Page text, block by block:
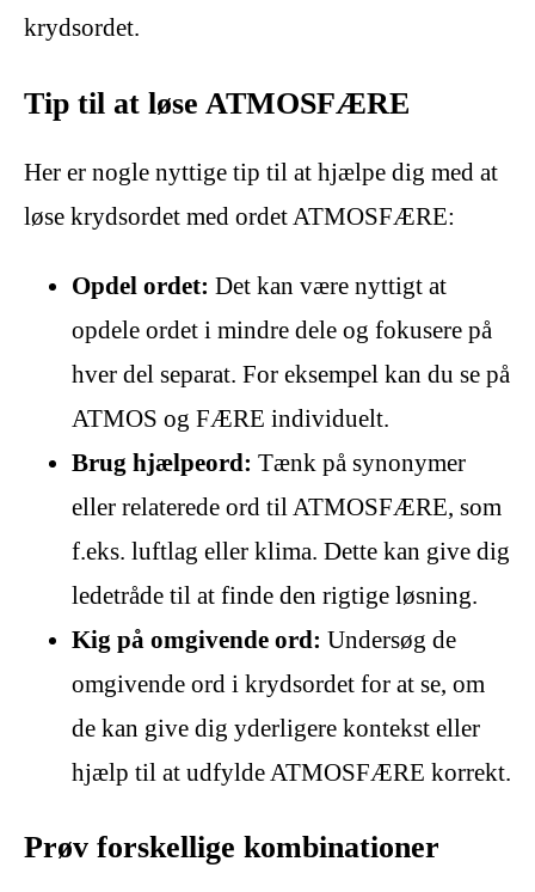
krydsordet.
Tip til at løse ATMOSFÆRE
Her er nogle nyttige tip til at hjælpe dig med at
løse krydsordet med ordet ATMOSFÆRE:
Opdel ordet: Det kan være nyttigt at
opdele ordet i mindre dele og fokusere på
hver del separat. For eksempel kan du se på
ATMOS og FÆRE individuelt.
Brug hjælpeord: Tænk på synonymer
eller relaterede ord til ATMOSFÆRE, som
f.eks. luftlag eller klima. Dette kan give dig
ledetråde til at finde den rigtige løsning.
Kig på omgivende ord: Undersøg de
omgivende ord i krydsordet for at se, om
de kan give dig yderligere kontekst eller
hjælp til at udfylde ATMOSFÆRE korrekt.
Prøv forskellige kombinationer